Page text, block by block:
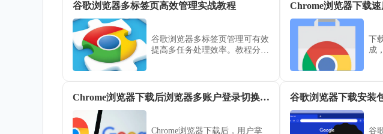
谷歌浏览器多标签页高效管理实战教程
谷歌浏览器多标签页管理可有效
提高多任务处理效率。教程分享
Chrome浏览器下载
下
成
Chrome浏览器下载后浏览器多账户登录切换和管理技巧
Chrome浏览器下载后，用户掌 谷